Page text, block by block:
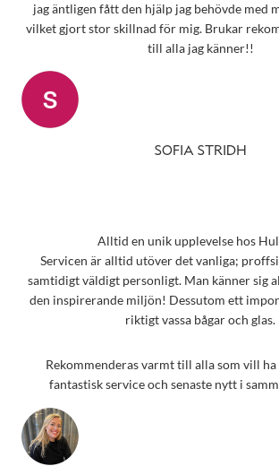
jag äntligen fått den hjälp jag behövde med
vilket gjort stor skillnad för mig. Brukar
till alla jag känner!!
SOFIA STRIDH
Alltid en unik upplevelse hos
Servicen är alltid utöver det vanliga;
samtidigt väldigt personligt. Man känner sig
den inspirerande miljön! Dessutom ett
riktigt vassa bågar och glas.
Rekommenderas varmt till alla som vill ha
fantastisk service och senaste nytt i